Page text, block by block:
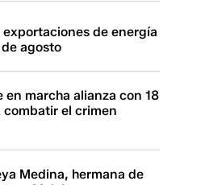
de energía
agosto
en marcha alianza con 18
combatir el crimen
Medina, hermana de